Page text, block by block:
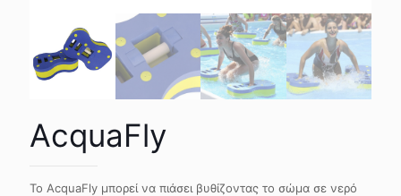
AcquaFly
Το AcquaFly μπορεί να πιάσει βυθίζοντας το σώμα σε νερό